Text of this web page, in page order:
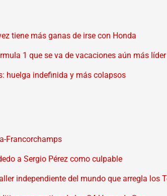
tiene más ganas de irse con Honda
1 que se va de vacaciones aún más líder
huelga indefinida y más colapsos
Francorchamps
a Sergio Pérez como culpable
independiente del mundo que arregla los